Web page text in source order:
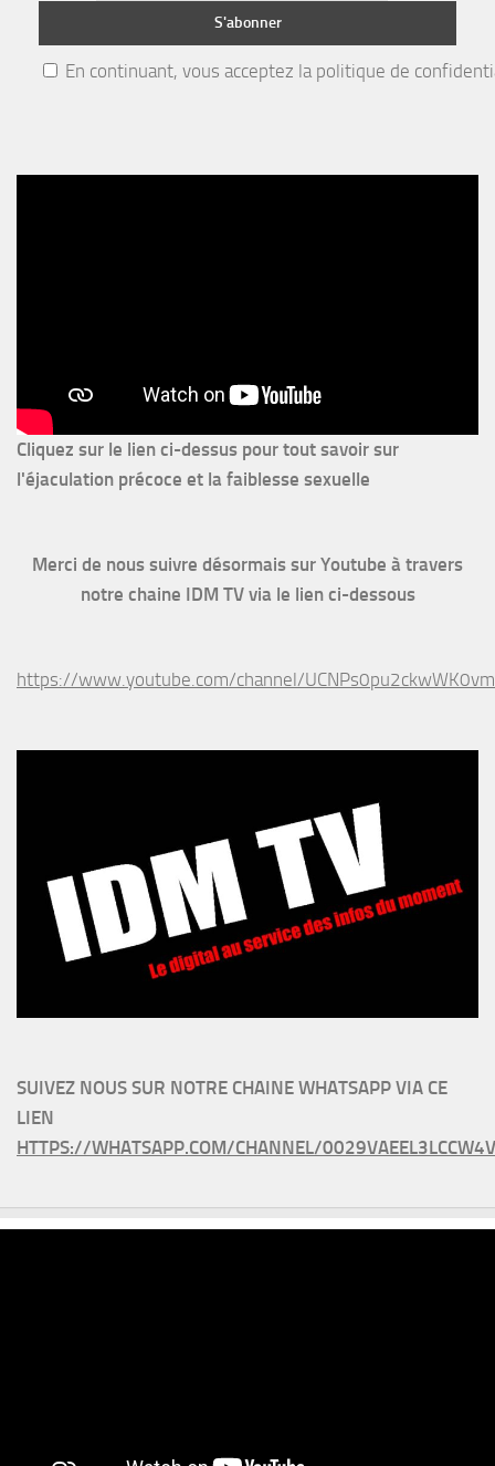
En continuant, vous acceptez la politique de
Cliquez sur le lien ci-dessus pour tout savoir sur
l'éjaculation précoce et la faiblesse sexuelle
Merci de nous suivre désormais sur Youtube à travers
notre chaine IDM TV via le lien ci-dessous
https://www.youtube.com/channel/
SUIVEZ NOUS SUR NOTRE CHAINE WHATSAPP VIA CE
LIEN
HTTPS://WHATSAPP.COM/CHANNEL/